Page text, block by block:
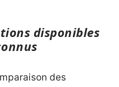
disponibles
des